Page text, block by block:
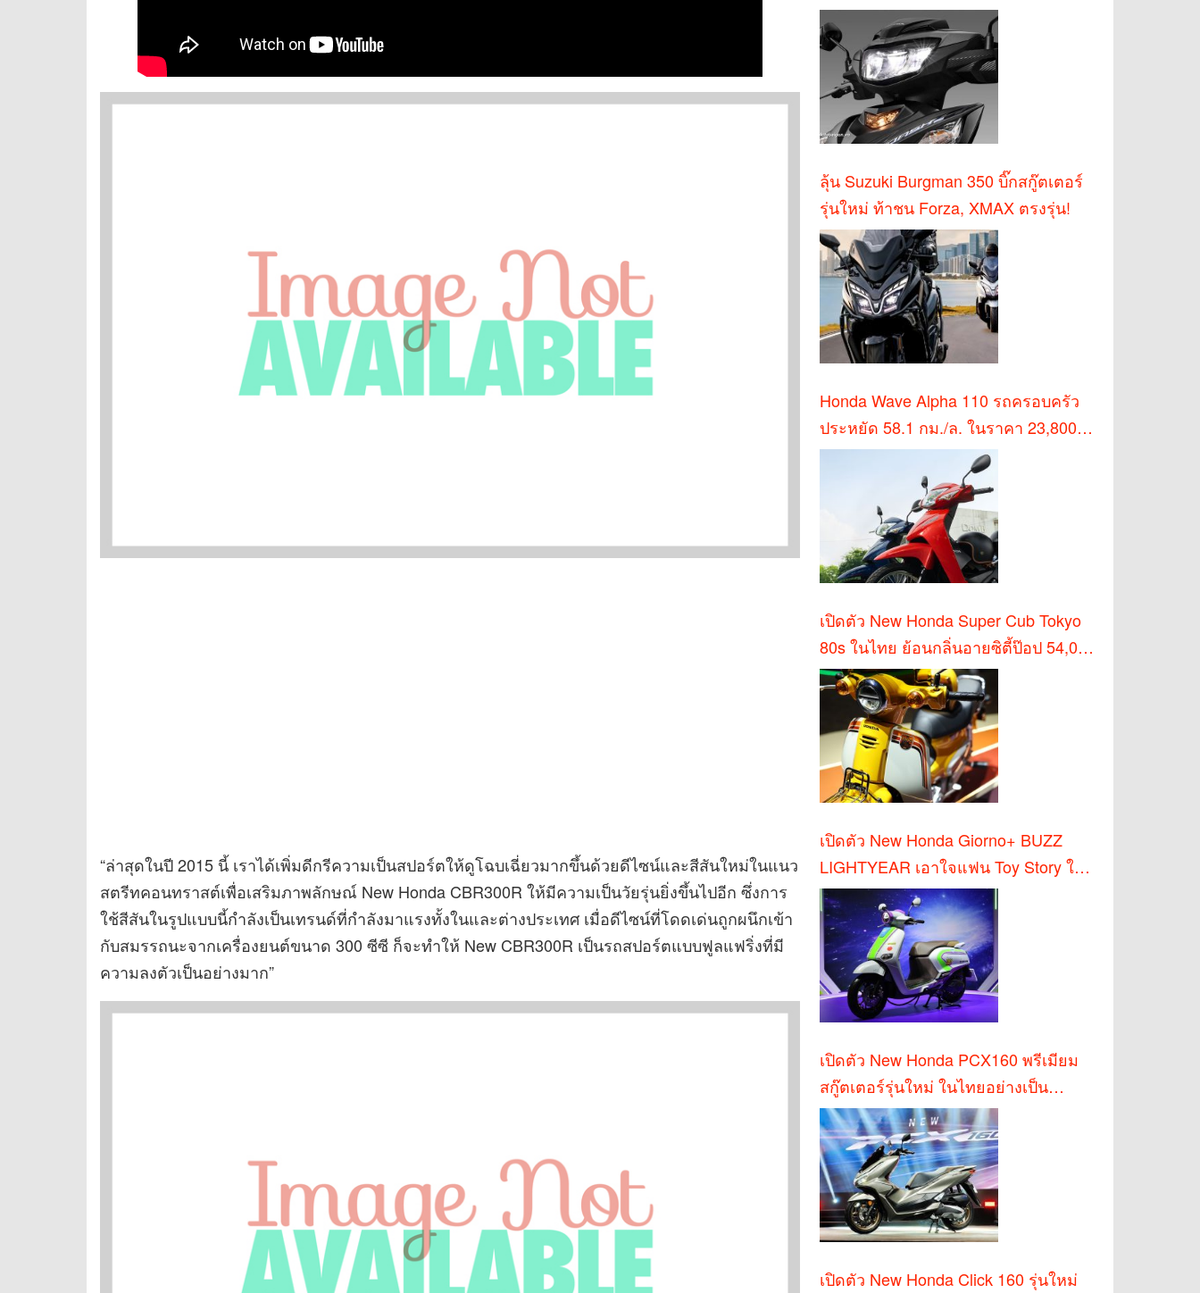
“ล่าสุดในปี 2015 นี้ เราได้เพิ่มดีกรีความเป็นสปอร์ตให้ดูโฉบเฉี่ยวมากขึ้นด้วยดีไซน์และสีสันใหม่ในแนว
สตรีทคอนทราสต์เพื่อเสริมภาพลักษณ์ New Honda CBR300R ให้มีความเป็นวัยรุ่นยิ่งขึ้นไปอีก ซึ่งการ
ใช้สีสันในรูปแบบนี้กำลังเป็นเทรนด์ที่กำลังมาแรงทั้งในและต่างประเทศ เมื่อดีไซน์ที่โดดเด่นถูกผนึกเข้า
กับสมรรถนะจากเครื่องยนต์ขนาด 300 ซีซี ก็จะทำให้ New CBR300R เป็นรถสปอร์ตแบบฟูลแฟริ่งที่มี
ความลงตัวเป็นอย่างมาก”
บาท
ลุ้น Suzuki Burgman 350 บิ๊กสกู๊ตเตอร์
รุ่นใหม่ ท้าชน Forza, XMAX ตรงรุ่น!
Honda Wave Alpha 110 รถครอบครัว
ประหยัด 58.1 กม./ล. ในราคา 23,800
บาท
เปิดตัว New Honda Super Cub Tokyo
80s ในไทย ย้อนกลิ่นอายซิตี้ป๊อป 54,000
บาท
เปิดตัว New Honda Giorno+ BUZZ
LIGHTYEAR เอาใจแฟน Toy Story ใน
ไทย!
เปิดตัว New Honda PCX160 พรีเมียม
สกู๊ตเตอร์รุ่นใหม่ ในไทยอย่างเป็น
ทางการ
เปิดตัว New Honda Click 160 รุ่นใหม่